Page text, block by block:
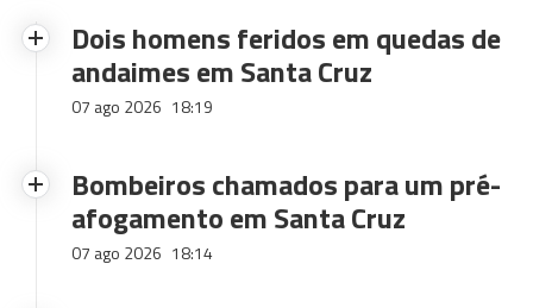
Dois homens feridos em quedas de
andaimes em Santa Cruz
07 ago 2026 18:19
Bombeiros chamados para um pré-
afogamento em Santa Cruz
07 ago 2026 18:14